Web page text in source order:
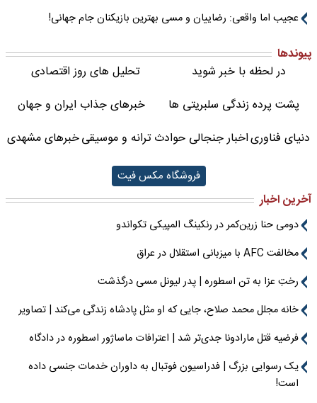
عجیب اما واقعی: رضاییان و مسی بهترین بازیکنان جام جهانی!
پیوندها
در لحظه با خبر شوید
تحلیل های روز اقتصادی
پشت پرده زندگی سلبریتی ها
خبرهای جذاب ایران و جهان
دنیای فناوریاخبار جنجالی حوادثترانه و موسیقیخبرهای مشهدی
فروشگاه مکس فیت
آخرین اخبار
دومی حنا زرین‌کمر در رنکینگ المپیکی تکواندو
مخالفت AFC با میزبانی استقلال در عراق
رختِ عزا به تن اسطوره | پدر لیونل مسی درگذشت
خانه مجلل محمد صلاح، جایی که او مثل پادشاه زندگی می‌کند | تصاویر
فرضیه قتل مارادونا جدی‌تر شد | اعترافات ماساژور اسطوره در دادگاه
یک رسوایی بزرگ | فدراسیون فوتبال به داوران خدمات جنسی داده
است!